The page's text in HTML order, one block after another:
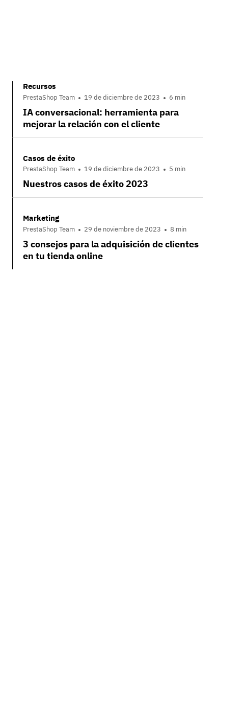
Recursos
PrestaShop Team 19 de diciembre de 2023 6 min
IA conversacional: herramienta para
mejorar la relación con el cliente
Casos de éxito
PrestaShop Team 19 de diciembre de 2023 5 min
Nuestros casos de éxito 2023
Marketing
PrestaShop Team 29 de noviembre de 2023 8 min
3 consejos para la adquisición de clientes
en tu tienda online